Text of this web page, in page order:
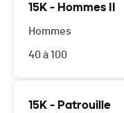
15K - Hommes II
Hommes
40 à 100
15K - Patrouille